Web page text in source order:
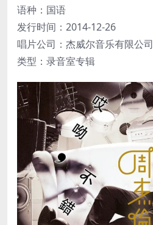
语种：国语
发行时间：2014-12-26
唱片公司：杰威尔音乐有限公司
类型：录音室专辑